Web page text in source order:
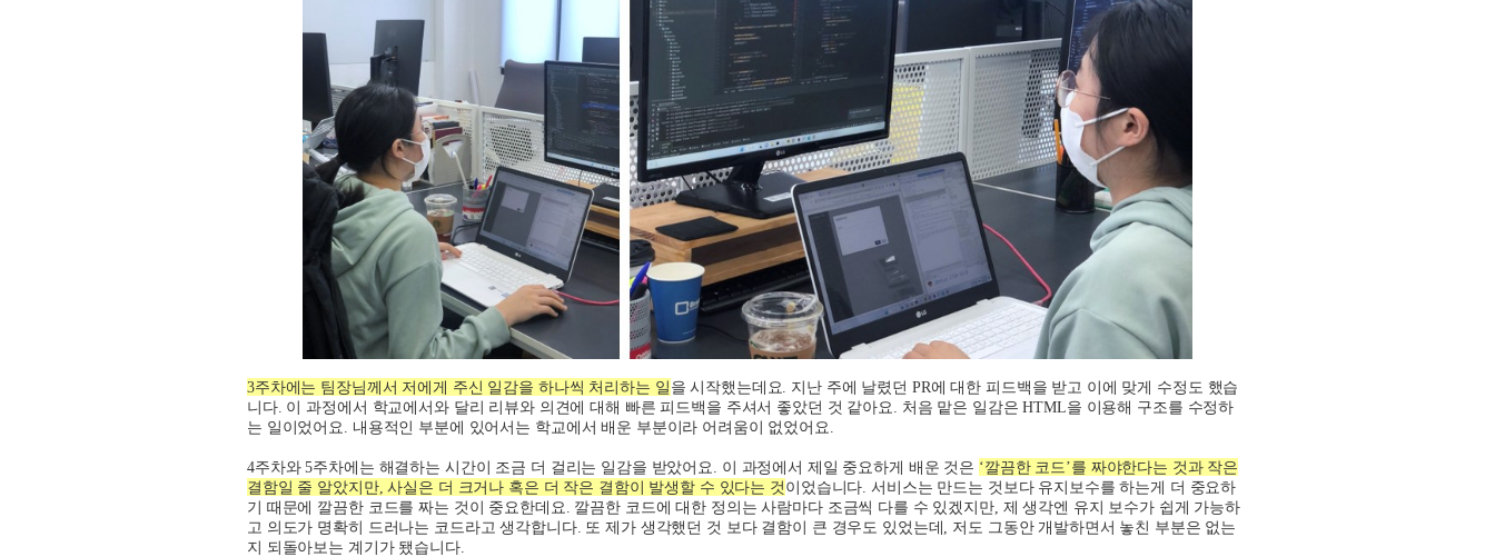
3주차에는 팀장님께서 저에게 주신 일감을 하나씩 처리하는 일을 시작했는데요 지난 주에 날렸던 PR에 대한 피드백을 받고 이에 맞게 수정도 했습
니다. 이 과정에서 학교에서와 달리 리뷰와 의견에 대해 빠른 피드백을 주셔서 좋았던 것 같아요 처음 맡은 일감은 HTML을 이용해 구조를 수정하
는 일이었어요
내용적인 부분에 있어서는 학교에서 배운 부분이라 어려움이 없었어요
4주차와5주차에는 해결하는 시간이 조금 더 걸리는 일감을 받았어요 이 과정에서 제일 중요하게 배운 것은 ‘깔끔한 코드’를 짜야한다는 것과 작은
결함일 줄 알았지만,사실은 더 크거나 혹은 더 작은 결함이 발생할 수 있다는 것이었습니다 서비스는 만드는 것보다 유지보수를 하는게 더 중요하
기 때문에 깔끔한 코드를 짜는 것이 중요한데요
깔끔한 코드에 대한 정의는 사람마다 조금씩 다를 수 있겠지만, 제 생각엔 유지 보수가 쉽게 가능하
고 의도가 명확히 드러나는 코드라고 생각합니다. 또 제가 생각했던 것 보다 결함이 큰 경우도 있었는데
저도 그동안 개발하면서 놓친 부분은 없는
지 되돌아보는 계기가 됐습니다.